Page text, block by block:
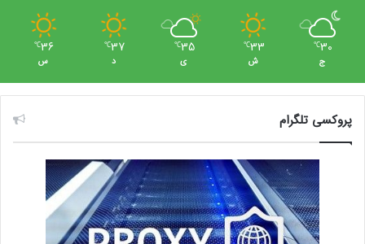
30
℃
ج
33
℃
ش
35
℃
ی
37
℃
د
36
℃
س
پروکسی تلگرام